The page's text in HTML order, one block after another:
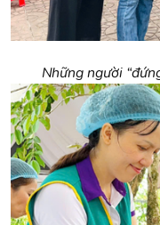
Những người